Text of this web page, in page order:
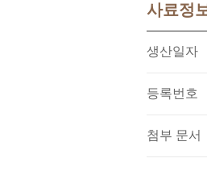
사료정
생산일자
등록번호
첨부 문서